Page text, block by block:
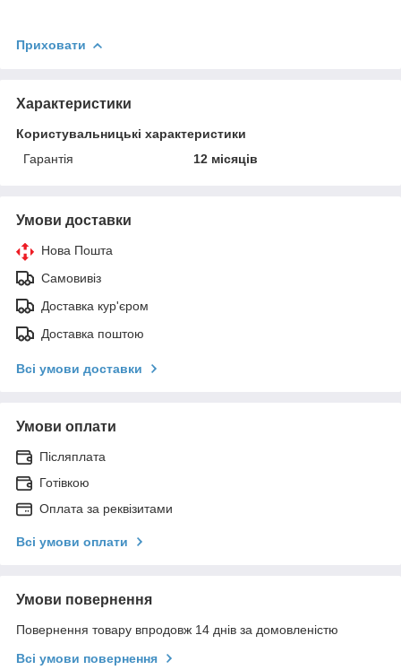
Приховати
Характеристики
Користувальницькі характеристики
Гарантія
12 місяців
Умови доставки
Нова Пошта
Самовивіз
Доставка кур'єром
Доставка поштою
Всі умови доставки
Умови оплати
Післяплата
Готівкою
Оплата за реквізитами
Всі умови оплати
Умови повернення
Повернення товару впродовж 14 днів за домовленістю
Всі умови повернення